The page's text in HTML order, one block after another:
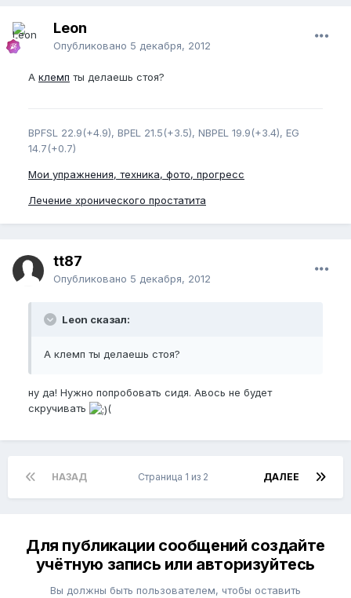
Leon
Опубликовано 5 декабря, 2012
А клемп ты делаешь стоя?
BPFSL 22.9(+4.9), BPEL 21.5(+3.5), NBPEL 19.9(+3.4), EG
14.7(+0.7)
Мои упражнения, техника, фото, прогресс
Лечение хронического простатита
tt87
Опубликовано 5 декабря, 2012
Leon сказал:
А клемп ты делаешь стоя?
ну да! Нужно попробовать сидя. Авось не будет
скручивать
(
НАЗАД ДАЛЕЕ
Страница 1 из 2
Для публикации сообщений создайте
учётную запись или авторизуйтесь
Вы должны быть пользователем, чтобы оставить